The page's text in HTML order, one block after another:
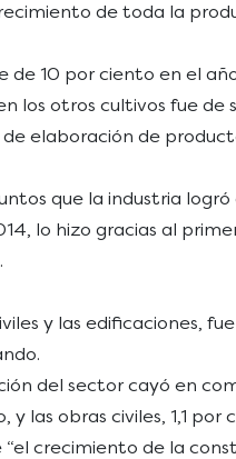
de toda la
de 10 por ciento en el
los otros cultivos fue de
elaboración de
que la industria
lo hizo gracias al
y las edificaciones,
del sector cayó en
las obras civiles, 1,1 por
crecimiento de la